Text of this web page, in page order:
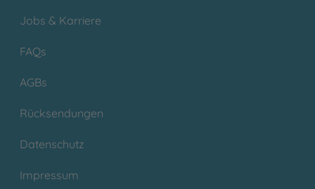
Jobs & Karriere
FAQs
AGBs
Rücksendungen
Datenschutz
Impressum